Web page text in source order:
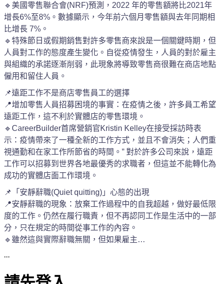
🔹美國零售聯合會(NRF)預測，2022 年的零售額將比2021年
增長6%至8%。數據顯示，今年前六個月零售額與去年同期相
比增長 7%。
🔹特殊節日或假期銷售對許多零售商來說是一個關鍵時期，但
人員對工作的態度產生變化。自從疫情發生，人員的對於雇主
與組織的承諾逐漸削弱，此現象將導致零售商很難在商店地點
僱用和留住人員。
📌遠距工作不是商店零售員工的選擇
📍增加零售人員招募困境的事實：在疫情之後，許多員工希望
遠距工作，這不利於實體店的零售環境。
🔹CareerBuilder首席營銷官Kristin Kelley在接受採訪時表
示：疫情帶來了一種全新的工作方式，並且不會消失；人們重
視通勤和在家工作所節省的時間。” 對於許多公司來說，遠距
工作可以招募到世界各地最優秀的求職者，但這並不能轉化為
成功的實體店面工作環境。
📌「安靜辭職(Quiet quitting)」心態的出現
📍安靜辭職的現象：放棄工作過程中的自我超越，做好最低限
度的工作。仍然在履行職責，但不再認同工作是生活中的一部
分，只在規定的時間從事工作的內容。
🔹雖然這與實際辭職無關，但如果雇主…
...